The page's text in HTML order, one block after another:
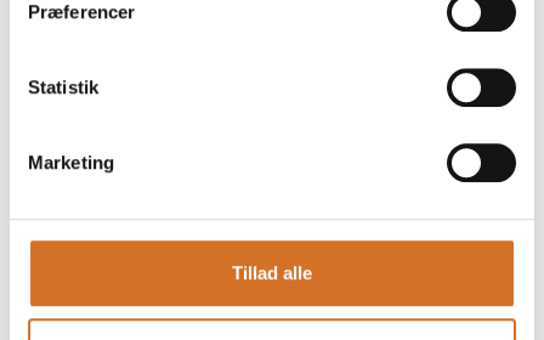
Præferencer
Statistik
Marketing
Tillad alle
GastroNordic
Vi tilbyder kvalitetsprodukter til restaurationsbranchen.
økologisk vin fra Mosel samt interiør og visuel rådgivning. Vi